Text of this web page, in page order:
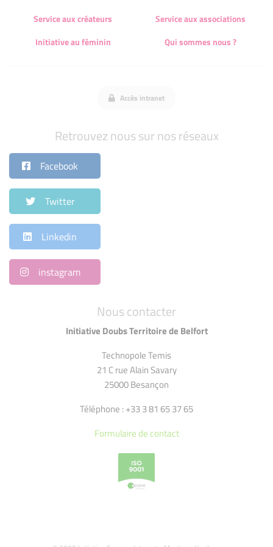
Nous contacter
Initiative Doubs Territoire de Belfort
Technopole Temis
21 C rue Alain Savary
25000 Besançon
Téléphone : +33 3 81 65 37 65
Formulaire de contact
Service aux créateurs
Service aux associations
Initiative au féminin
Qui sommes nous ?
Accès intranet
Retrouvez nous sur nos réseaux
Facebook
Twitter
Linkedin
instagram